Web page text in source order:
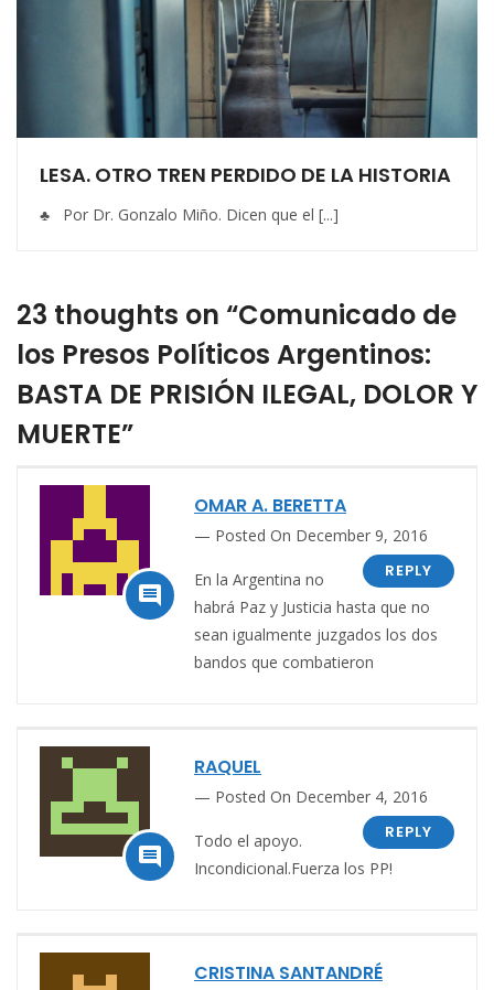
LESA. OTRO TREN PERDIDO DE LA HISTORIA
♣ Por Dr. Gonzalo Miño. Dicen que el [...]
23 thoughts on “Comunicado de
los Presos Políticos Argentinos:
BASTA DE PRISIÓN ILEGAL, DOLOR Y
MUERTE”

OMAR A. BERETTA
Posted On December 9, 2016
REPLY
En la Argentina no
habrá Paz y Justicia hasta que no
sean igualmente juzgados los dos
bandos que combatieron

RAQUEL
Posted On December 4, 2016
REPLY
Todo el apoyo.
Incondicional.Fuerza los PP!
CRISTINA SANTANDRÉ